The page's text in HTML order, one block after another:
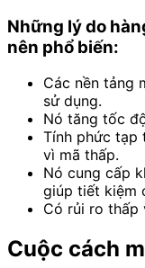
Những lý do
nên phổ biến:
Các nền tảng
sử dụng.
Nó tăng tốc
Tính phức tạp
vì mã thấp.
Nó cung cấp
giúp tiết kiệm
Có rủi ro thấp
Cuộc cách